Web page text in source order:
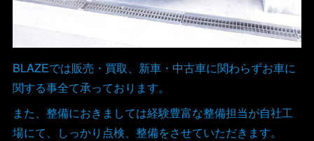
BLAZEでは販売・買取、新車・中古車に関わらずお車に
関する事全て承っております。
また、整備におきましては経験豊富な整備担当が自社工
場にて、しっかり点検、整備をさせていただきます。